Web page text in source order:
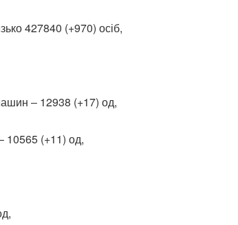
427840 (+970) осіб,
‒ 12938 (+17) од,
10565 (+11) од,